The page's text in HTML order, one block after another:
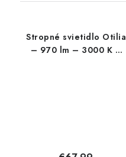
Stropné svietidlo Otilia
– 970 lm – 3000 K –